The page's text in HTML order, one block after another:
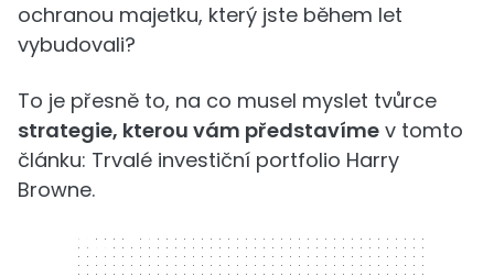
ochranou majetku, který jste během let
vybudovali?
To je přesně to, na co musel myslet tvůrce
strategie, kterou vám představíme v tomto
článku: Trvalé investiční portfolio Harry
Browne.
320 x 50